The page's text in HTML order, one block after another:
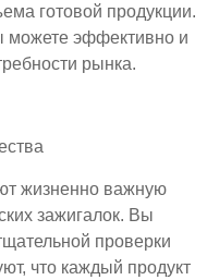
готовой продукции.
эффективно и
рынка.
жизненно важную
зажигалок. Вы
проверки
что каждый продукт